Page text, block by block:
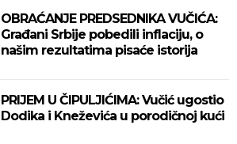
OBRAĆANJE PREDSEDNIKA VUČIĆA:
Građani Srbije pobedili inflaciju, o
našim rezultatima pisaće istorija
PRIJEM U ČIPULJIĆIMA: Vučić ugostio
Dodika i Kneževića u porodičnoj kući